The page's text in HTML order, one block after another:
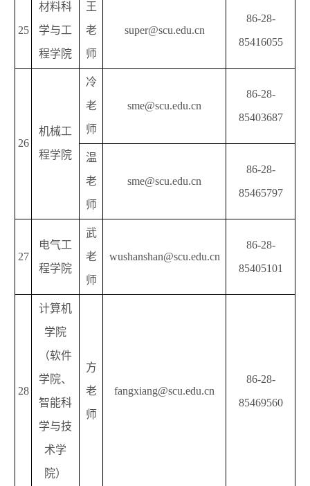
25
材料科
学与工
程学院
王
老
师
super@scu.edu.cn
86-28-
85416055
26
机械工
程学院
冷
老
师
sme@scu.edu.cn
86-28-
85403687
温
老
师
sme@scu.edu.cn
86-28-
85465797
27
电气工
程学院
武
老
师
wushanshan@scu.edu.cn
86-28-
85405101
28
计算机
学院
（软件
学院、
智能科
学与技
术学
院）
方
老
师
fangxiang@scu.edu.cn
86-28-
85469560